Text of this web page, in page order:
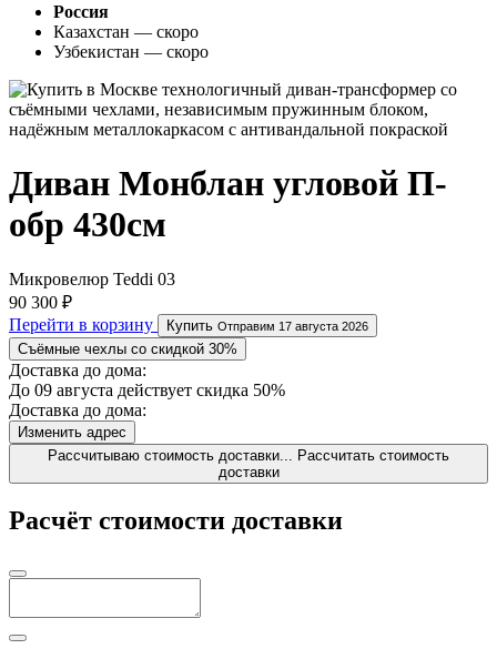
Россия
Казахстан — скоро
Узбекистан — скоро
Диван Монблан угловой П-
обр 430см
Микровелюр Teddi 03
90 300 ₽
Перейти в корзину
Купить Отправим 17 августа 2026
Съёмные чехлы со скидкой 30%
Доставка до дома:
До 09 августа действует скидка 50%
Доставка до дома:
Изменить адрес
Рассчитываю стоимость доставки...
Рассчитать стоимость
доставки
Расчёт стоимости доставки